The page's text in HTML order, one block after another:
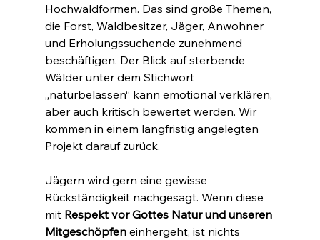
Hochwaldformen. Das sind große Themen,
die Forst, Waldbesitzer, Jäger, Anwohner
und Erholungssuchende zunehmend
beschäftigen. Der Blick auf sterbende
Wälder unter dem Stichwort
„naturbelassen“ kann emotional verklären,
aber auch kritisch bewertet werden. Wir
kommen in einem langfristig angelegten
Projekt darauf zurück.
Jägern wird gern eine gewisse
Rückständigkeit nachgesagt. Wenn diese
mit Respekt vor Gottes Natur und unseren
Mitgeschöpfen einhergeht, ist nichts